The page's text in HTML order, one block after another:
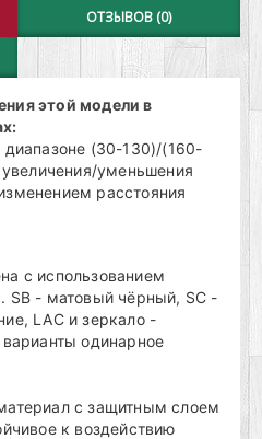
ОТЗЫВОВ (0)
этой модели в
(30-130)/(160-
уменьшения
расстояния
с использованием
SB - матовый чёрный, SC -
LAC и зеркало -
одинарное
с защитным слоем
к воздействию